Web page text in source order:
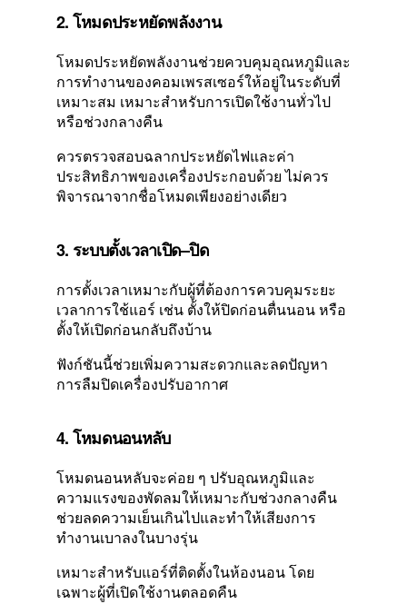
2. โหมดประหยัดพลังงาน
โหมดประหยัดพลังงานช่วยควบคุมอุณหภูมิและ
การทำงานของคอมเพรสเซอร์ให้อยู่ในระดับที่
เหมาะสม เหมาะสำหรับการเปิดใช้งานทั่วไป
หรือช่วงกลางคืน
ควรตรวจสอบฉลากประหยัดไฟและค่า
ประสิทธิภาพของเครื่องประกอบด้วย ไม่ควร
พิจารณาจากชื่อโหมดเพียงอย่างเดียว
3. ระบบตั้งเวลาเปิด–ปิด
การตั้งเวลาเหมาะกับผู้ที่ต้องการควบคุมระยะ
เวลาการใช้แอร์ เช่น ตั้งให้ปิดก่อนตื่นนอน หรือ
ตั้งให้เปิดก่อนกลับถึงบ้าน
ฟังก์ชันนี้ช่วยเพิ่มความสะดวกและลดปัญหา
การลืมปิดเครื่องปรับอากาศ
4. โหมดนอนหลับ
โหมดนอนหลับจะค่อย ๆ ปรับอุณหภูมิและ
ความแรงของพัดลมให้เหมาะกับช่วงกลางคืน
ช่วยลดความเย็นเกินไปและทำให้เสียงการ
ทำงานเบาลงในบางรุ่น
เหมาะสำหรับแอร์ที่ติดตั้งในห้องนอน โดย
เฉพาะผู้ที่เปิดใช้งานตลอดคืน